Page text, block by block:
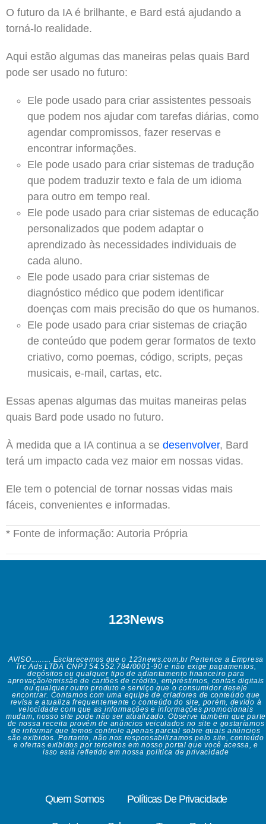
O futuro da IA é brilhante, e Bard está ajudando a
torná-lo realidade.
Aqui estão algumas das maneiras pelas quais Bard
pode ser usado no futuro:
Ele pode usado para criar assistentes pessoais
que podem nos ajudar com tarefas diárias, como
agendar compromissos, fazer reservas e
encontrar informações.
Ele pode usado para criar sistemas de tradução
que podem traduzir texto e fala de um idioma
para outro em tempo real.
Ele pode usado para criar sistemas de educação
personalizados que podem adaptar o
aprendizado às necessidades individuais de
cada aluno.
Ele pode usado para criar sistemas de
diagnóstico médico que podem identificar
doenças com mais precisão do que os humanos.
Ele pode usado para criar sistemas de criação
de conteúdo que podem gerar formatos de texto
criativo, como poemas, código, scripts, peças
musicais, e-mail, cartas, etc.
Essas apenas algumas das muitas maneiras pelas
quais Bard pode usado no futuro.
À medida que a IA continua a se desenvolver, Bard
terá um impacto cada vez maior em nossas vidas.
Ele tem o potencial de tornar nossas vidas mais
fáceis, convenientes e informadas.
* Fonte de informação: Autoria Própria
123News
AVISO......... Esclarecemos que o 123news.com.br Pertence a Empresa
Trc Ads LTDA CNPJ 54.552.784/0001-90 e não exige pagamentos,
depósitos ou qualquer tipo de adiantamento financeiro para
aprovação/emissão de cartões de crédito, empréstimos, contas digitais
ou qualquer outro produto e serviço que o consumidor deseje
encontrar. Contamos com uma equipe de criadores de conteúdo que
revisa e atualiza frequentemente o conteúdo do site, porém, devido à
velocidade com que as informações e informações promocionais
mudam, nosso site pode não ser atualizado. Observe também que parte
de nossa receita provém de anúncios veiculados no site e gostaríamos
de informar que temos controle apenas parcial sobre quais anúncios
são exibidos. Portanto, não nos responsabilizamos pelo site, conteúdo
e ofertas exibidos por terceiros em nosso portal que você acessa, e
isso está refletido em nossa política de privacidade
Quem Somos Políticas De Privacidade